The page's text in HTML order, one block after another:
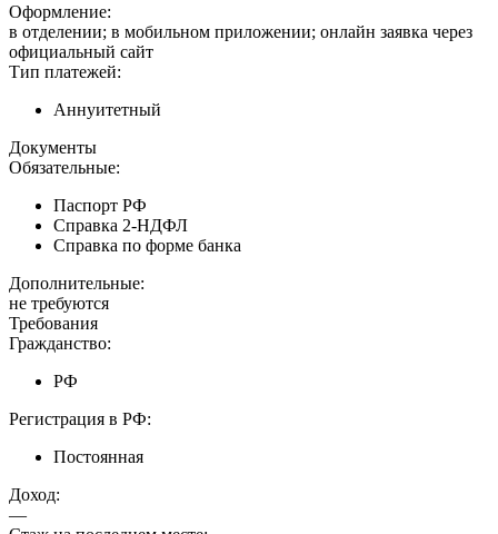
Оформление:
в отделении; в мобильном приложении; онлайн заявка через
официальный сайт
Тип платежей:
Аннуитетный
Документы
Обязательные:
Паспорт РФ
Справка 2-НДФЛ
Справка по форме банка
Дополнительные:
не требуются
Требования
Гражданство:
РФ
Регистрация в РФ:
Постоянная
Доход:
—